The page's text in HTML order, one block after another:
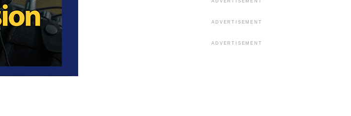
ADVERTISEMENT
ADVERTISEMENT
ADVERTISEMENT